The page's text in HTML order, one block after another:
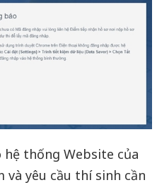
hệ thống Website của
và yêu cầu thí sinh cần